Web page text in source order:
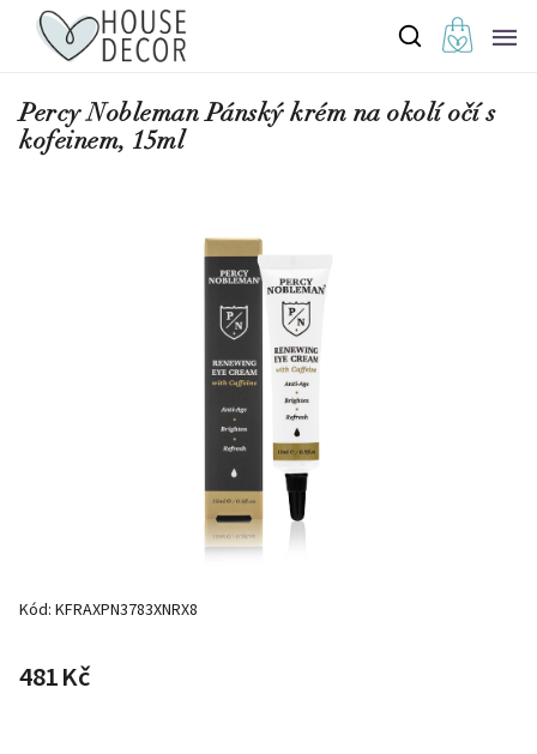
Percy Nobleman Pánský krém na okolí očí s
kofeinem, 15ml
Kód: KFRAXPN3783XNRX8
481 Kč